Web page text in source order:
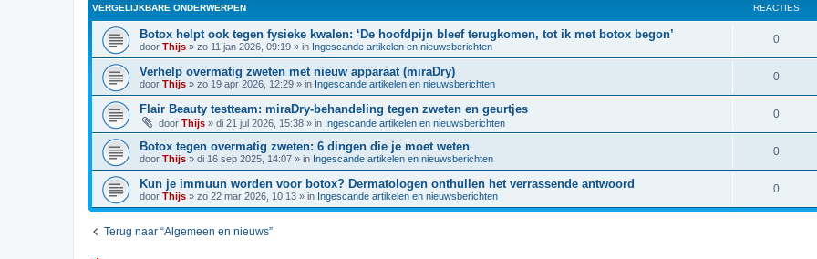
VERGELIJKBARE ONDERWERPEN REACTIES
Botox helpt ook tegen fysieke kwalen: ‘De hoofdpijn bleef terugkomen, tot ik met botox begon’
door Thijs » zo 11 jan 2026, 09:19 » in Ingescande artikelen en nieuwsberichten
0R
e
c
t
i
s
Verhelp overmatig zweten met nieuw apparaat (miraDry)
door Thijs » zo 19 apr 2026, 12:29 » in Ingescande artikelen en nieuwsberichten
0R
e
c
t
i
Flair Beauty testteam: miraDry-behandeling tegen zweten en geurtjes
door Thijs » di 21 jul 2026, 15:38 » in Ingescande artikelen en nieuwsberichten
0R
e
c
t
Botox tegen overmatig zweten: 6 dingen die je moet weten
door Thijs » di 16 sep 2025, 14:07 » in Ingescande artikelen en nieuwsberichten
0R
e
Kun je immuun worden voor botox? Dermatologen onthullen het verrassende antwoord
door Thijs » zo 22 mar 2026, 10:13 » in Ingescande artikelen en nieuwsberichten
0R
e
Terug naar “Algemeen en nieuws”